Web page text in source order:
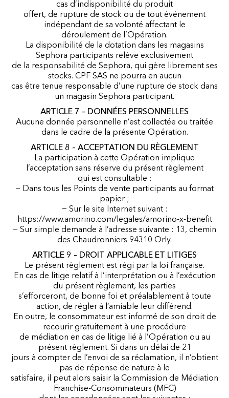
cas d’indisponibilité du produit
offert, de rupture de stock ou de tout événement
indépendant de sa volonté affectant le
déroulement de l’Opération.
La disponibilité de la dotation dans les magasins
Sephora participants relève exclusivement
de la responsabilité de Sephora, qui gère librement ses
stocks. CPF SAS ne pourra en aucun
cas être tenue responsable d’une rupture de stock dans
un magasin Sephora participant.
ARTICLE 7 – DONNÉES PERSONNELLES
Aucune donnée personnelle n’est collectée ou traitée
dans le cadre de la présente Opération.
ARTICLE 8 – ACCEPTATION DU RÈGLEMENT
La participation à cette Opération implique
l’acceptation sans réserve du présent règlement
qui est consultable :
− Dans tous les Points de vente participants au format
papier ;
− Sur le site Internet suivant :
https://www.amorino.com/legales/amorino-x-benefit
− Sur simple demande à l’adresse suivante : 13, chemin
des Chaudronniers 94310 Orly.
ARTICLE 9 – DROIT APPLICABLE ET LITIGES
Le présent règlement est régi par la loi française.
En cas de litige relatif à l’interprétation ou à l’exécution
du présent règlement, les parties
s’efforceront, de bonne foi et préalablement à toute
action, de régler à l’amiable leur différend.
En outre, le consommateur est informé de son droit de
recourir gratuitement à une procédure
de médiation en cas de litige lié à l’Opération ou au
présent règlement. Si dans un délai de 21
jours à compter de l’envoi de sa réclamation, il n’obtient
pas de réponse de nature à le
satisfaire, il peut alors saisir la Commission de Médiation
Franchise-Consommateurs (MFC)